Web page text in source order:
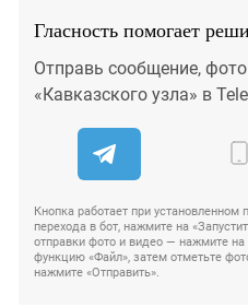
Гласность помогает
Отправь сообщение,
«Кавказского узла» в
Кнопка работает при
перехода в бот, нажмите на
отправки фото и видео — нажмите на
функцию «Файл», затем отметьте
нажмите «Отправить».